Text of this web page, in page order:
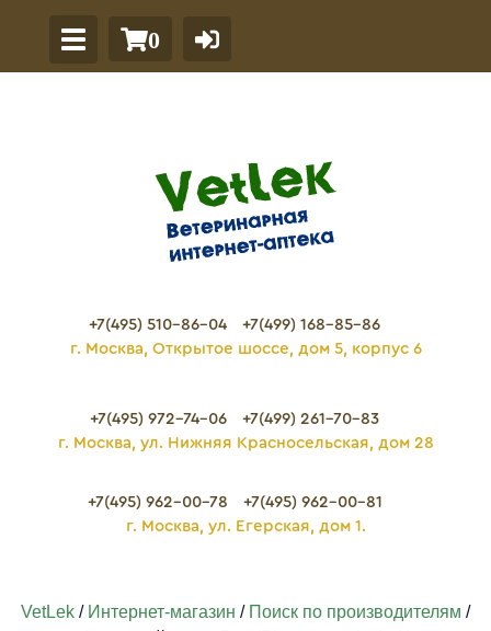
0
+7(495) 510-86-04
+7(499) 168-85-86
г. Москва, Открытое шоссе, дом 5, корпус 6
+7(495) 972-74-06
+7(499) 261-70-83
г. Москва, ул. Нижняя Красносельская, дом 28
+7(495) 962-00-78
+7(495) 962-00-81
г. Москва, ул. Егерская, дом 1.
VetLek / Интернет-магазин / Поиск по производителям /